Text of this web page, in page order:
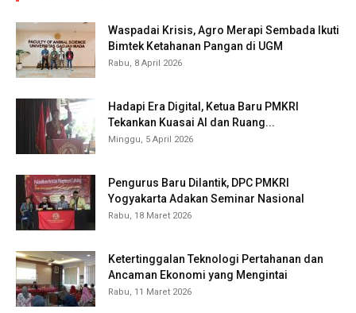
Waspadai Krisis, Agro Merapi Sembada Ikuti
Bimtek Ketahanan Pangan di UGM
Rabu, 8 April 2026
Hadapi Era Digital, Ketua Baru PMKRI
Tekankan Kuasai AI dan Ruang...
Minggu, 5 April 2026
Pengurus Baru Dilantik, DPC PMKRI
Yogyakarta Adakan Seminar Nasional
Rabu, 18 Maret 2026
Ketertinggalan Teknologi Pertahanan dan
Ancaman Ekonomi yang Mengintai
Rabu, 11 Maret 2026